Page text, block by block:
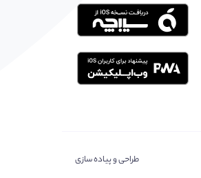
طراحی و پیاده سازی